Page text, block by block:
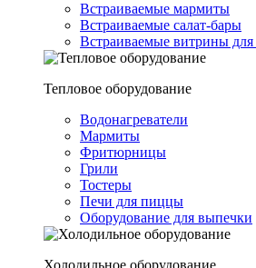
Встраиваемые мармиты
Встраиваемые салат-бары
Встраиваемые витрины для
Тепловое оборудование
Водонагреватели
Мармиты
Фритюрницы
Грили
Тостеры
Печи для пиццы
Оборудование для выпечки
Холодильное оборудование